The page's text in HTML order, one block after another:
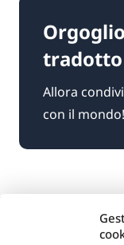
tradotto
Allora
con il mondo!